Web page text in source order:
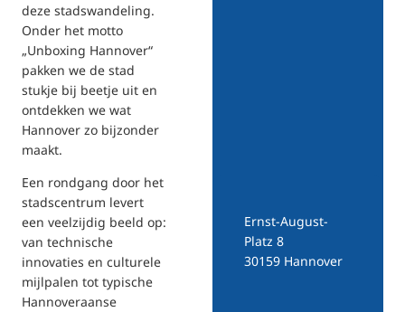
deze stadswandeling.
Onder het motto
„Unboxing Hannover“
pakken we de stad
stukje bij beetje uit en
ontdekken we wat
Hannover zo bijzonder
maakt.
Een rondgang door het
stadscentrum levert
een veelzijdig beeld op:
van technische
innovaties en culturele
mijlpalen tot typische
Hannoveraanse
Ernst-August-
Platz 8
30159 Hannover